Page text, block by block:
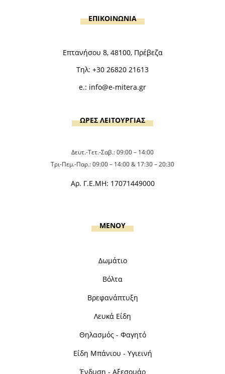
ΕΠΙΚΟΙΝΩΝΙΑ
Επτανήσου 8, 48100, Πρέβεζα
Τηλ: +30 26820 21613
e.: info@e-mitera.gr
ΩΡΕΣ ΛΕΙΤΟΥΡΓΙΑΣ
Δευτ.-Τετ.-Σαβ.: 09:00 – 14:00
Τρι-Πεμ.-Παρ.: 09:00 – 14:00 & 17:30 – 20:30
Αρ. Γ.Ε.ΜΗ: 17071449000
MENOY
Δωμάτιο
Βόλτα
Βρεφανάπτυξη
Λευκά Είδη
Θηλασμός - Φαγητό
Είδη Μπάνιου - Υγιεινή
Ένδυση - Αξεσουάρ